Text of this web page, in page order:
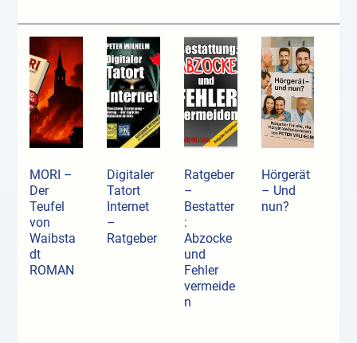
MORI –
Der
Teufel
von
Waibsta
dt
ROMAN
Digitaler
Tatort
Internet
–
Ratgeber
Ratgeber
–
Bestatter
:
Abzocke
und
Fehler
vermeide
n
Hörgerät
– Und
nun?